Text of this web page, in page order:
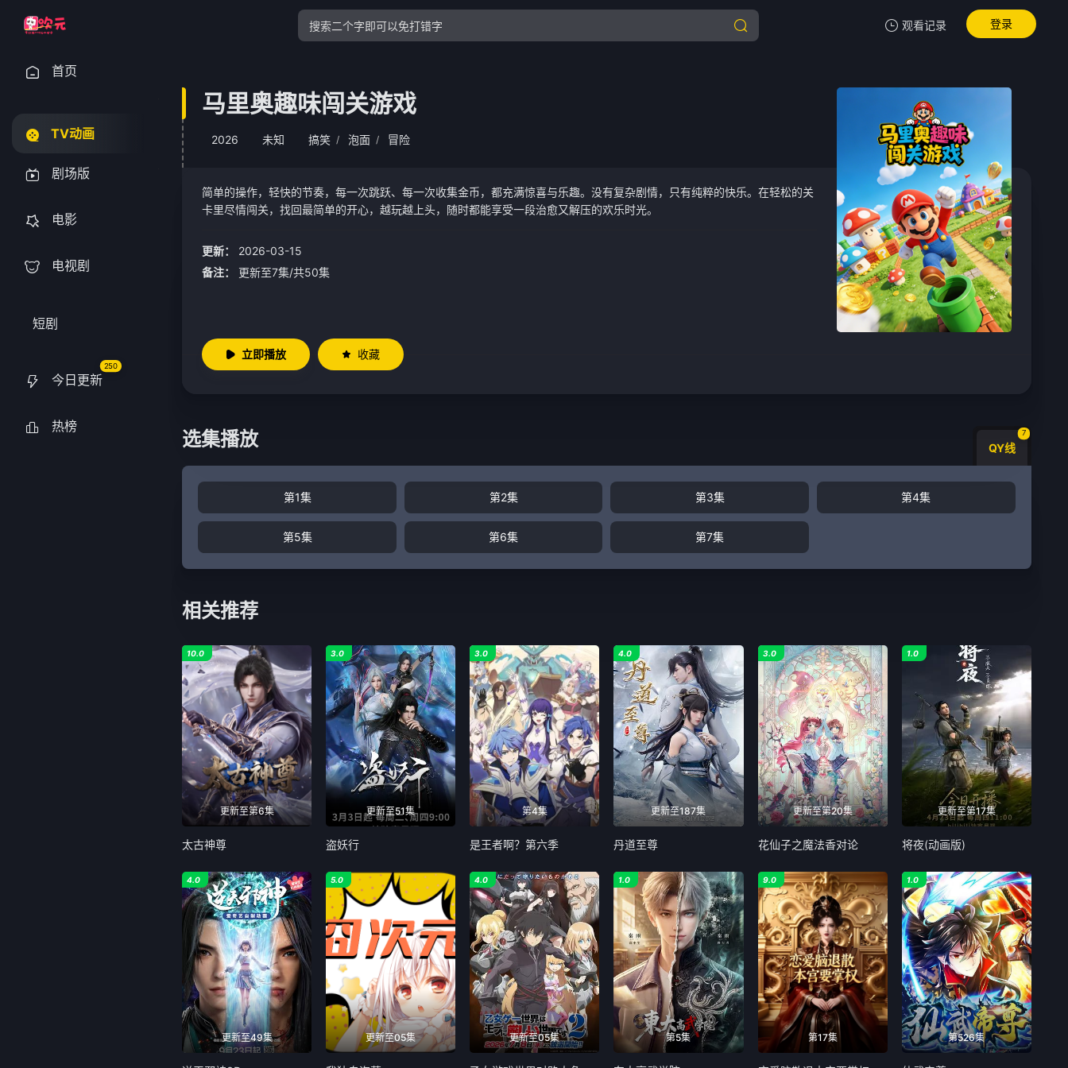
观看记录
暂无观看影片的记录
登录
首页
TV动画
剧场版
电影
电视剧
短剧
今日更新
250
热榜
马里奥趣味闯关游戏
2026 未知 搞笑 / 泡面 / 冒险
简单的操作，轻快的节奏，每一次跳跃、每一次收集金币，都充满惊喜与乐趣。没有复杂剧情，只有纯粹的快乐。在轻松的关
卡里尽情闯关，找回最简单的开心，越玩越上头，随时都能享受一段治愈又解压的欢乐时光。
更新：
2026-03-15
备注：
更新至7集/共50集
立即播放 收藏
选集播放 QY线
7
第1集 第2集 第3集 第4集
第5集 第6集 第7集
相关推荐
更新至第6集
10.0
太古神尊
更新至51集
3.0
盗妖行
第4集
3.0
是王者啊？第六季
更新至187集
4.0
丹道至尊
更新至第20集
3.0
花仙子之魔法香对论
更新至第17集
1.0
将夜(动画版)
更新至49集
4.0
更新至05集
5.0
更新至05集
4.0
第5集
1.0
第17集
9.0
第526集
1.0